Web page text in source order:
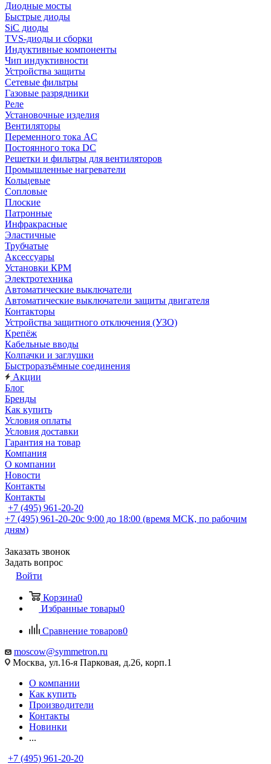
Диодные мосты
Быстрые диоды
SiC диоды
TVS-диоды и сборки
Индуктивные компоненты
Чип индуктивности
Устройства защиты
Сетевые фильтры
Газовые разрядники
Реле
Установочные изделия
Вентиляторы
Переменного тока AC
Постоянного тока DC
Решетки и фильтры для вентиляторов
Промышленные нагреватели
Кольцевые
Сопловые
Плоские
Патронные
Инфракрасные
Эластичные
Трубчатые
Аксессуары
Установки КРМ
Электротехника
Автоматические выключатели
Автоматические выключатели защиты двигателя
Контакторы
Устройства защитного отключения (УЗО)
Крепёж
Кабельные вводы
Колпачки и заглушки
Быстроразъёмные соединения
Акции
Блог
Бренды
Как купить
Условия оплаты
Условия доставки
Гарантия на товар
Компания
О компании
Новости
Контакты
Контакты
+7 (495) 961-20-20
+7 (495) 961-20-20с 9:00 до 18:00 (время МСК, по рабочим
дням)
Заказать звонок
Задать вопрос
Войти
Корзина0
Избранные товары0
Сравнение товаров0
moscow@symmetron.ru
Москва, ул.16-я Парковая, д.26, корп.1
О компании
Как купить
Производители
Контакты
Новинки
...
+7 (495) 961-20-20